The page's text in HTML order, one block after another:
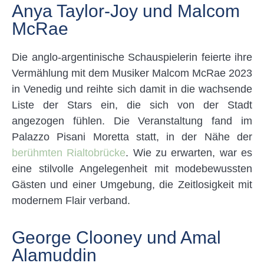
Anya Taylor-Joy und Malcom
McRae
Die anglo-argentinische Schauspielerin feierte ihre
Vermählung mit dem Musiker Malcom McRae 2023
in Venedig und reihte sich damit in die wachsende
Liste der Stars ein, die sich von der Stadt
angezogen fühlen. Die Veranstaltung fand im
Palazzo Pisani Moretta statt, in der Nähe der
berühmten Rialtobrücke. Wie zu erwarten, war es
eine stilvolle Angelegenheit mit modebewussten
Gästen und einer Umgebung, die Zeitlosigkeit mit
modernem Flair verband.
George Clooney und Amal
Alamuddin